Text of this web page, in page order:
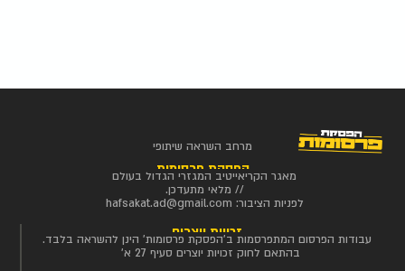
מרחב השראה שיתופי
הפסקת פרסומות
מאגר הקריאייטיב המגזרי הגדול בעולם
// מלאי מתעדכן.
לפניות הציבור: hafsakat.ad@gmail.com
זכויות יוצרים
עבודות הפרסום המתפרסמות ב'הפסקת פרסומות' הינן להשראה בלבד.
בהתאם לחוק זכויות יוצרים סעיף 27 א'